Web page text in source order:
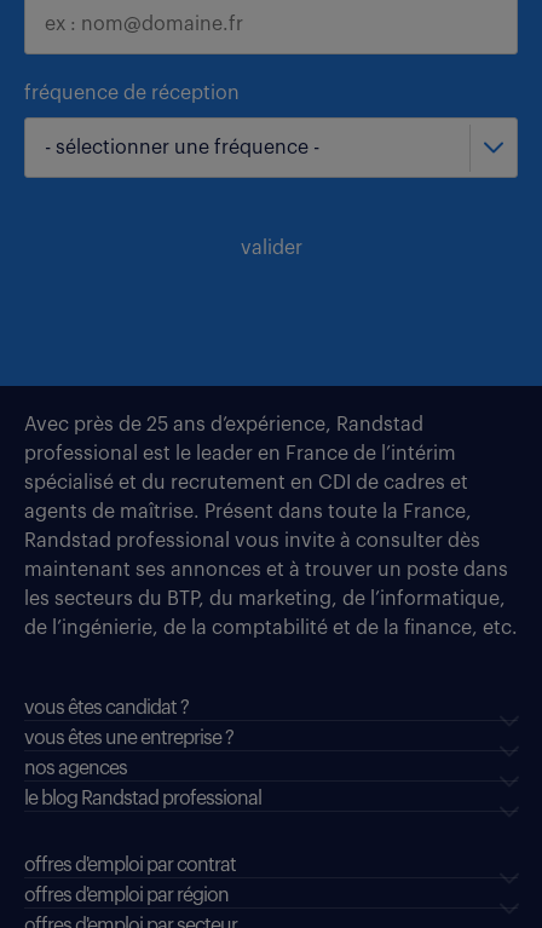
fréquence de réception
- sélectionner une fréquence -
valider
Avec près de 25 ans d’expérience, Randstad
professional est le leader en France de l’intérim
spécialisé et du recrutement en CDI de cadres et
agents de maîtrise. Présent dans toute la France,
Randstad professional vous invite à consulter dès
maintenant ses annonces et à trouver un poste dans
les secteurs du BTP, du marketing, de l’informatique,
de l’ingénierie, de la comptabilité et de la finance, etc.
vous êtes candidat ?
vous êtes une entreprise ?
nos agences
le blog Randstad professional
offres d'emploi par contrat
offres d'emploi par région